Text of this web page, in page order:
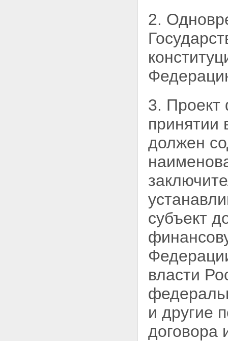
2.
3. Проект
принятии
должен
субъект
власти
и другие
договора